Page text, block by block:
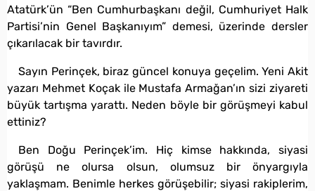
Atatürk’ün “Ben Cumhurbaşkanı değil, Cumhuriyet Halk
Partisi’nin Genel Başkanıyım” demesi, üzerinde dersler
çıkarılacak bir tavırdır.
Sayın Perinçek, biraz güncel konuya geçelim. Yeni Akit
yazarı Mehmet Koçak ile Mustafa Armağan’ın sizi ziyareti
büyük tartışma yarattı. Neden böyle bir görüşmeyi kabul
ettiniz?
Ben Doğu Perinçek’im. Hiç kimse hakkında, siyasi
görüşü ne olursa olsun, olumsuz bir önyargıyla
yaklaşmam. Benimle herkes görüşebilir; siyasi rakiplerim,